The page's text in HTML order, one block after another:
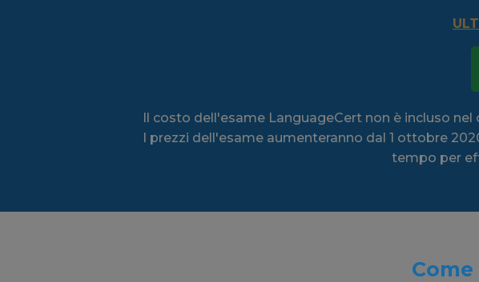
Il costo dell'esame LanguageCert non è incluso
I prezzi dell'esame aumenteranno dal 1 ottobre
tempo per